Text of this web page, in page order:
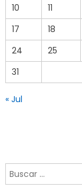
10
11
17
18
24
25
31
« Jul
Buscar por: